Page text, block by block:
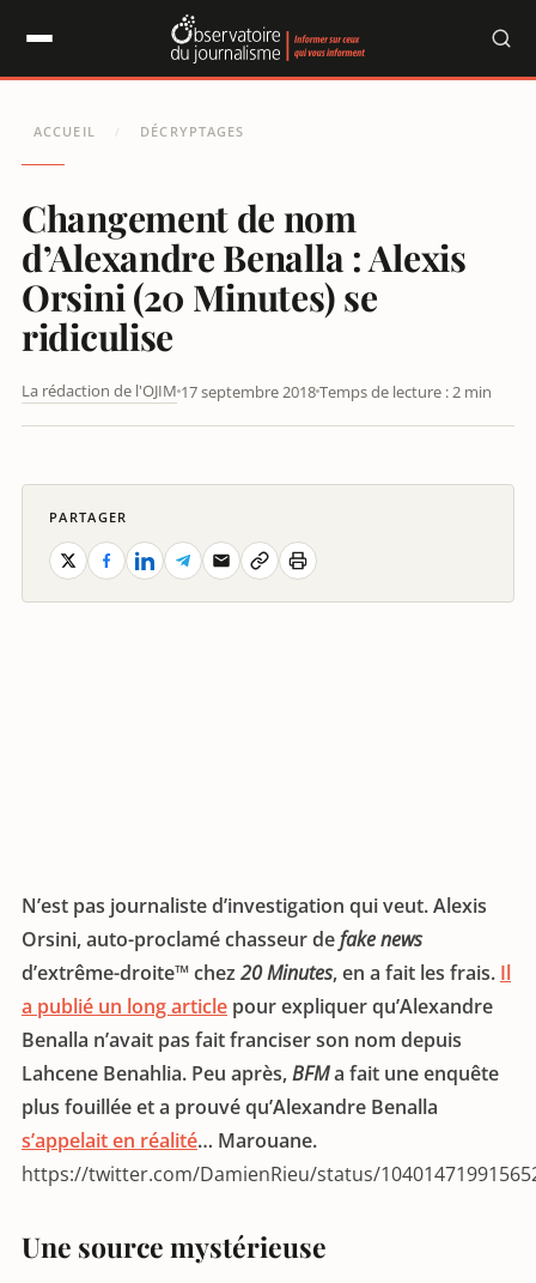
ACCUEIL / DÉCRYPTAGES
Changement de nom
d’Alexandre Benalla : Alexis
Orsini (20 Minutes) se
ridiculise
La rédaction de l'OJIM 17 septembre 2018Temps de lecture : 2 min
N’est pas journaliste d’investigation qui veut. Alexis
Orsini, auto-proclamé chasseur defake news
d’extrême-droite™ chez 20 Minutes, en a fait les frais. Il
a publié un long article pour expliquer qu’Alexandre
Benalla n’avait pas fait franciser son nom depuis
Lahcene Benahlia. Peu après,BFMa fait une enquête
plus fouillée et a prouvé qu’Alexandre Benalla
s’appelait en réalité… Marouane.
https://twitter.com/DamienRieu/status/
Une source mystérieuse
PARTAGER
Panneau de gestion des cookies